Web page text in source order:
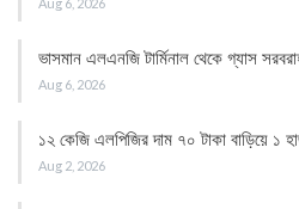
Aug 6, 2026
ভাসমান এলএনজি টার্মিনাল থেকে গ্যাস
Aug 6, 2026
১২ কেজি এলপিজির দাম ৭০ টাকা বাড়িয়ে ১
Aug 2, 2026